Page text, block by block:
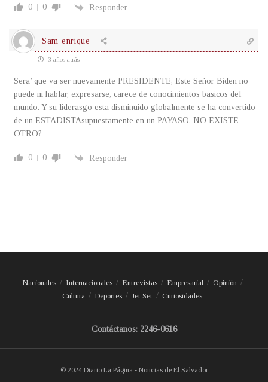
0 0 Responder
Sam enrique
3 años atrás
Sera’ que va ser nuevamente PRESIDENTE, Este Señor Biden no
puede ni hablar, expresarse, carece de conocimientos basicos del
mundo. Y su liderasgo esta disminuido globalmente se ha convertido
de un ESTADISTAsupuestamente en un PAYASO. NO EXISTE
OTRO?
0 0 Responder
Nacionales Internacionales Entrevistas Empresarial
Opinión
Cultura
Deportes Jet Set Curiosidades
Contáctanos: 2246-0616
© 2024 Diario La Página - Noticias de El Salvador